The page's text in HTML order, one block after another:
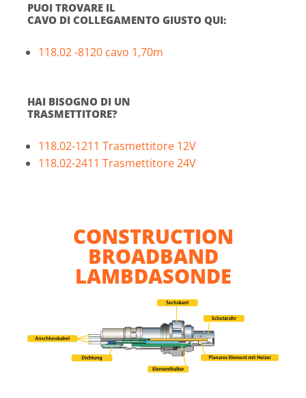
PUOI TROVARE IL
CAVO DI COLLEGAMENTO GIUSTO QUI:
118.02 -8120 cavo 1,70m
HAI BISOGNO DI UN
TRASMETTITORE?
118.02-1211 Trasmettitore 12V
118.02-2411 Trasmettitore 24V
CONSTRUCTION
BROADBAND
LAMBDASONDE